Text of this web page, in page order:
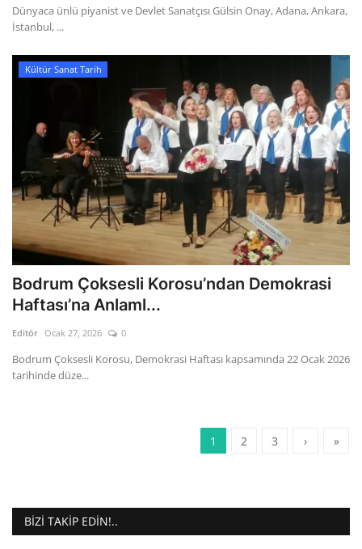
Dünyaca ünlü piyanist ve Devlet Sanatçısı Gülsin Onay, Adana, Ankara,
İstanbul, ...
Kültür Sanat Tarih
Bodrum Çoksesli Korosu’ndan Demokrasi
Haftası’na Anlaml...
Editör Ocak 27, 2026 0
Bodrum Çoksesli Korosu, Demokrasi Haftası kapsamında 22 Ocak 2026
tarihinde düze...
1 2 3 › »
BIZI TAKIP EDIN!..